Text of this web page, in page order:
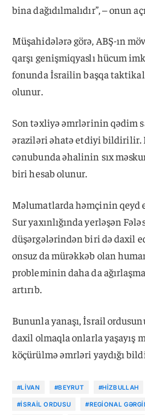
bina dağıdılmalıdır”, – onun
Müşahidələrə görə, ABŞ-ın
qarşı genişmiqyaslı hücum
fonunda İsrailin başqa
olunur.
Son təxliyə əmrlərinin qədim
əraziləri əhatə etdiyi bildirilir.
cənubunda əhalinin sıx
biri hesab olunur.
Məlumatlarda həmçinin qeyd
Sur yaxınlığında yerləşən
düşərgələrindən biri də daxil
onsuz da mürəkkəb olan
probleminin daha da
artırıb.
Bununla yanaşı, İsrail
daxil olmaqla onlarla yaşayış
köçürülmə əmrləri yaydığı
#LIVAN #BEYRUT #HIZBULLAH
#İSRAIL ORDUSU #REGIONAL